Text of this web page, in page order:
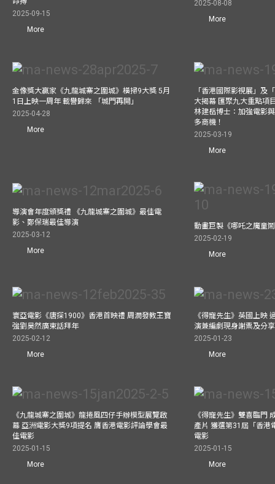
2025-09-15
More
2025-08-08
More
金像獎大贏家《九龍城寨之圍城》橫掃9大獎 5月
1日上映一周年 載譽歸來 「城門再開」
2025-04-28
More
「香港國際影視展」及
大揭幕 匯聚九大重點項
林建岳博士：加強電影
多商機！
2025-03-19
More
導演會年度頒獎禮 《九龍城寨之圍城》最佳電
影、鄭保瑞最佳導演
2025-03-12
More
動畫巨製《哪吒之魔童
2025-02-19
More
寰亞電影《唐探1900》香港首映禮 周潤發教王寶
強劉昊然廣東話拜年
2025-02-12
More
《得寵先生》英國上映
演兼編劇現身謝票及分
2025-01-23
More
《九龍城寨之圍城》龍捲風四仔手辦模型展覽啟
幕 亞洲電影大獎9項提名 膺香港電影評論學會最
佳電影
2025-01-15
More
《得寵先生》雙喜臨門
產片 獲選第31屆「香港
電影
2025-01-15
More